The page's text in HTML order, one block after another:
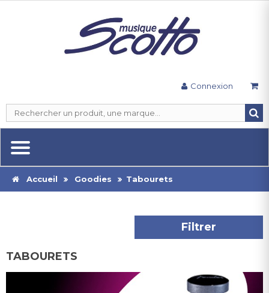
Connexion
Accueil Goodies Tabourets
Filtrer
TABOURETS